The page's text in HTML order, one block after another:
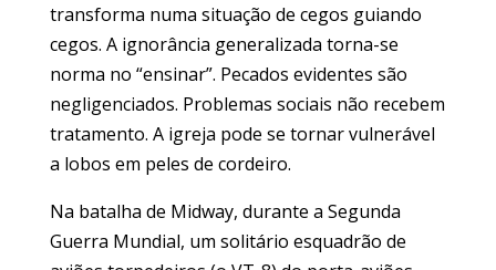
transforma numa situação de cegos guiando
cegos. A ignorância generalizada torna-se
norma no “ensinar”. Pecados evidentes são
negligenciados. Problemas sociais não recebem
tratamento. A igreja pode se tornar vulnerável
a lobos em peles de cordeiro.
Na batalha de Midway, durante a Segunda
Guerra Mundial, um solitário esquadrão de